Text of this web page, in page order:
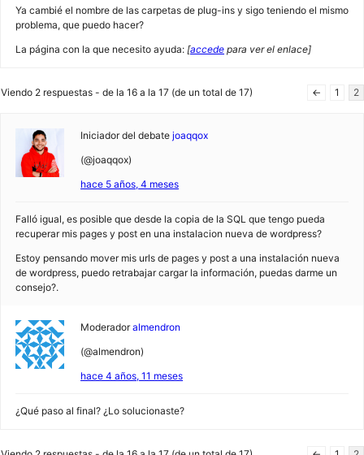
Ya cambié el nombre de las carpetas de plug-ins y sigo teniendo el mismo
problema, que puedo hacer?
La página con la que necesito ayuda: [accede para ver el enlace]
Viendo 2 respuestas - de la 16 a la 17 (de un total de 17) ← 1 2
Iniciador del debate joaqqox
(@joaqqox)
hace 5 años, 4 meses
Falló igual, es posible que desde la copia de la SQL que tengo pueda
recuperar mis pages y post en una instalacion nueva de wordpress?
Estoy pensando mover mis urls de pages y post a una instalación nueva
de wordpress, puedo retrabajar cargar la información, puedas darme un
consejo?.
Moderador almendron
(@almendron)
hace 4 años, 11 meses
¿Qué paso al final? ¿Lo solucionaste?